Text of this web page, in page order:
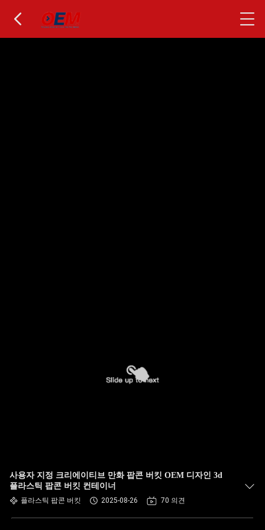
사용자 지정 크리에이티브 만화 팝콘 버킷 OEM 디자인 3d
플라스틱 팝콘 버킷 컨테이너
플라스틱 팝콘 버킷 2025-08-26 70 의견